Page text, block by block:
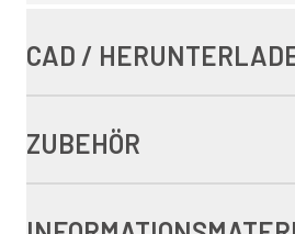
CAD /
ZUBEHÖR